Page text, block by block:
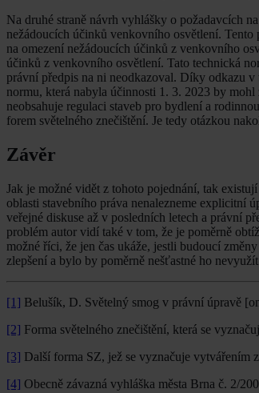
Na druhé straně návrh vyhlášky o požadavcích
nežádoucích účinků venkovního osvětlení. Tento
na omezení nežádoucích účinků z venkovního
účinků z venkovního osvětlení. Tato technická
právní předpis na ni neodkazoval. Díky odkazu v
normu, která nabyla účinnosti 1. 3. 2023 by
neobsahuje regulaci staveb pro bydlení a
forem světelného znečištění. Je tedy otázkou
Závěr
Jak je možné vidět z tohoto pojednání, tak
oblasti stavebního práva nenalezneme explicitní
veřejné diskuse až v posledních letech a právní
problém autor vidí také v tom, že je poměrně
možné říci, že jen čas ukáže, jestli budoucí
zlepšení a bylo by poměrně nešťastné ho
[1] Belušík, D. Světelný smog v právní úpravě
[2] Forma světelného znečištění, která se
[3] Další forma SZ, jež se vyznačuje vytvářením
[4] Obecně závazná vyhláška města Brna č. 2/